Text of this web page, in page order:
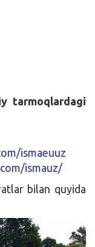
tarmoqlardagi
ismaeuuz
ismauz/
bilan quyida